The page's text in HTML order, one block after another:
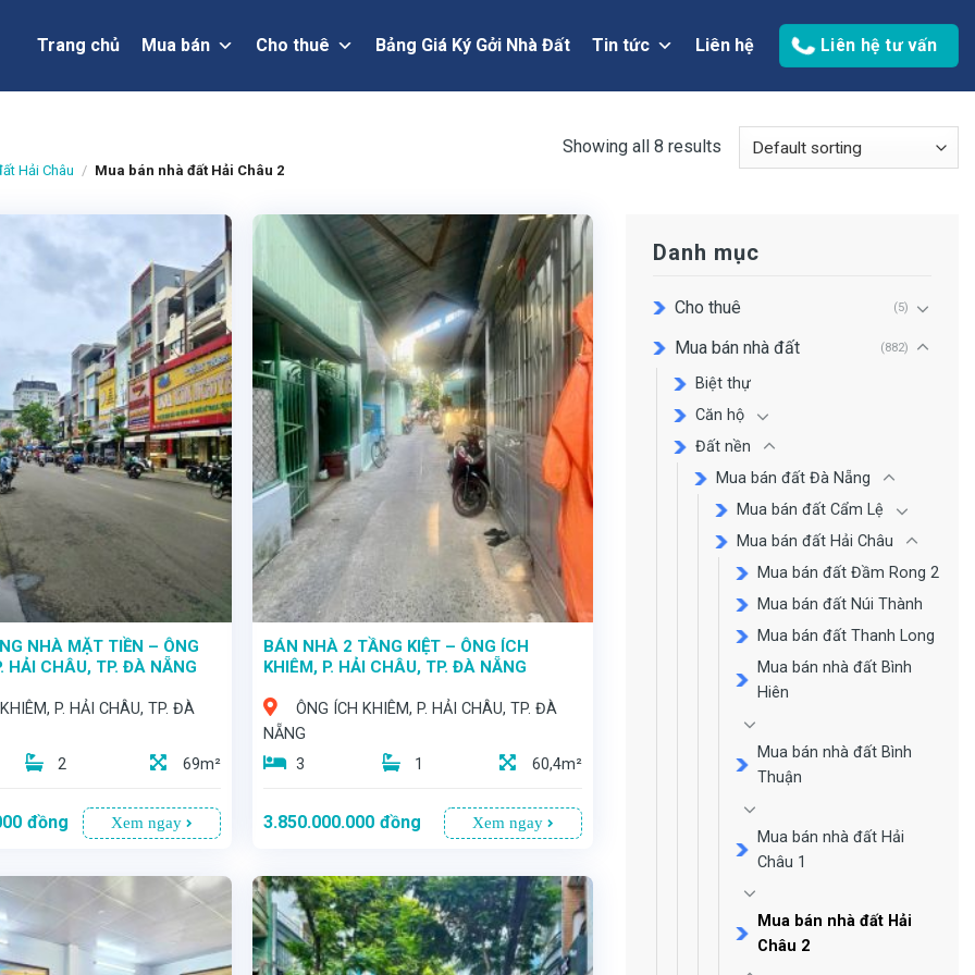
Trang chủ Mua bán Cho thuê Bảng Giá Ký Gởi Nhà Đất Tin tức Liên hệ Liên hệ tư vấn
Hải Châu / Mua bán nhà đất Hải Châu 2
Showing all 8 results
NHÀ MẶT TIỀN – ÔNG
HẢI CHÂU, TP. ĐÀ NẴNG
P. HẢI CHÂU, TP. ĐÀ
2 69m²
đồng Xem ngay
BÁN NHÀ 2 TẦNG KIỆT – ÔNG ÍCH
KHIÊM, P. HẢI CHÂU, TP. ĐÀ NẴNG
ÔNG ÍCH KHIÊM, P. HẢI CHÂU, TP. ĐÀ
NẴNG
3
1 60,4m²
3.850.000.000 đồng Xem ngay
Danh mục
Cho thuê (5)
Mua bán nhà đất (882)
Biệt thự
Căn hộ
Đất nền
Mua bán đất Đà Nẵng
Mua bán đất Cẩm Lệ
Mua bán đất Hải Châu
Mua bán đất Đầm Rong 2
Mua bán đất Núi Thành
Mua bán đất Thanh Long
Mua bán nhà đất Bình
Hiên
Mua bán nhà đất Bình
Thuận
Mua bán nhà đất Hải
Châu 1
Mua bán nhà đất Hải
Châu 2